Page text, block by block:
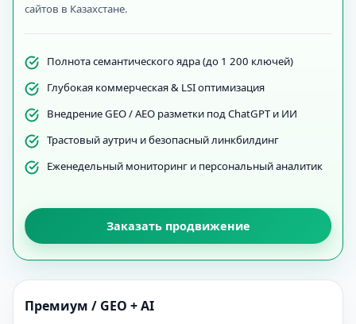
сайтов в Казахстане.
Полнота семантического ядра (до 1 200 ключей)
Глубокая коммерческая & LSI оптимизация
Внедрение GEO / AEO разметки под ChatGPT и ИИ
Трастовый аутрич и безопасный линкбилдинг
Еженедельный мониторинг и персональный аналитик
Заказать продвижение
Премиум / GEO + AI